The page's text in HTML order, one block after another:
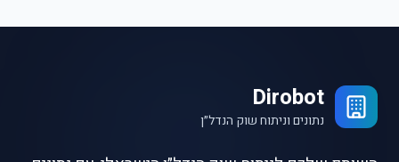
Dirobot
נתונים וניתוח שוק הנדל״ן